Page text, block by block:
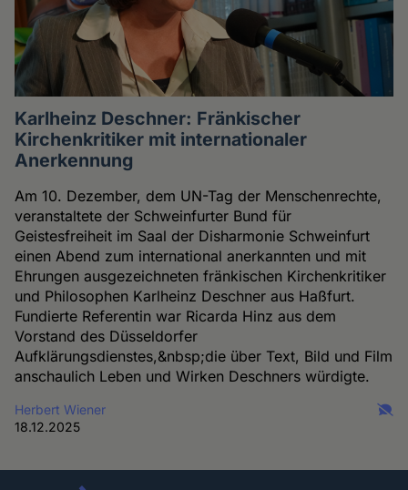
Karlheinz Deschner: Fränkischer
Kirchenkritiker mit internationaler
Anerkennung
Am 10. Dezember, dem UN-Tag der Menschenrechte,
veranstaltete der Schweinfurter Bund für
Geistesfreiheit im Saal der Disharmonie Schweinfurt
einen Abend zum international anerkannten und mit
Ehrungen ausgezeichneten fränkischen Kirchenkritiker
und Philosophen Karlheinz Deschner aus Haßfurt.
Fundierte Referentin war Ricarda Hinz aus dem
Vorstand des Düsseldorfer
Aufklärungsdienstes,&nbsp;die über Text, Bild und Film
anschaulich Leben und Wirken Deschners würdigte.
Herbert Wiener
18.12.2025